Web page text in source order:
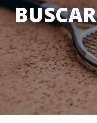
BUSCAR